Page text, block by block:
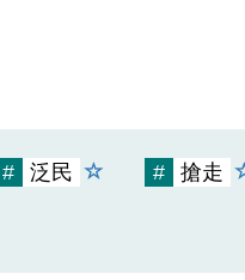
# 泛民 # 搶走